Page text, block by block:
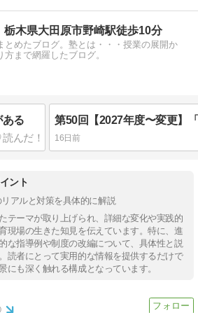
木県大田原市野崎駅徒歩10分
とめたブログ。塾とは・・・授業の展開か
方まで網羅したブログ。
る
16日前
ント
アルと対策を具体的に解説
テーマが取り上げられ、詳細な変化や実践的
現場の生きた知見を伝えています。特に、進
な指導例や制度の改編について、具体性と説
読者にとって実用的な情報を提供するだけで
にも深く触れる構成となっています。